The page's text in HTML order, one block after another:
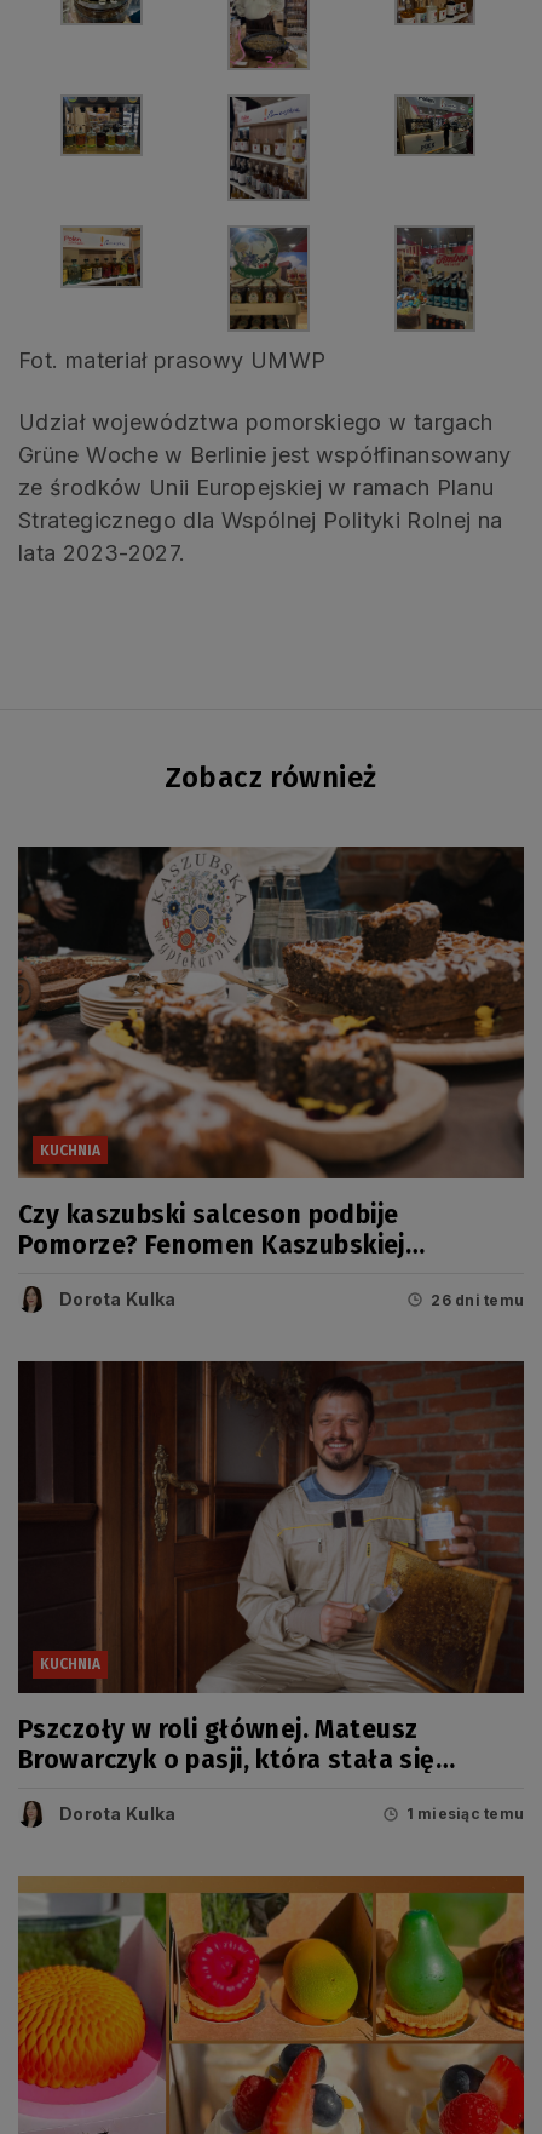
Fot. materiał prasowy UMWP
Udział województwa pomorskiego w targach
Grüne Woche w Berlinie jest współfinansowany
ze środków Unii Europejskiej w ramach Planu
Strategicznego dla Wspólnej Polityki Rolnej na
lata 2023-2027.
Zobacz również
KUCHNIA
Czy kaszubski salceson podbije
Pomorze? Fenomen Kaszubskiej
Dorota Kulka 26 dni temu
KUCHNIA
Pszczoły w roli głównej. Mateusz
Browarczyk o pasji, która stała się
Dorota Kulka 1 miesiąc temu